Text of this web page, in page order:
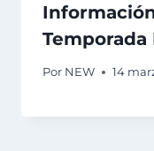
Temporada
Por NEW 14